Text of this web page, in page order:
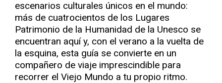
escenarios culturales únicos en el mundo:
más de cuatrocientos de los Lugares
Patrimonio de la Humanidad de la Unesco se
encuentran aquí y, con el verano a la vuelta de
la esquina, esta guía se convierte en un
compañero de viaje imprescindible para
recorrer el Viejo Mundo a tu propio ritmo.